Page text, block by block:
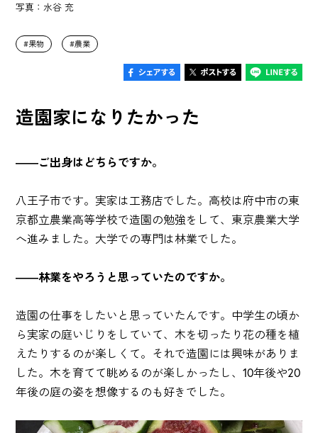
写真：水谷 充
果物 農業
造園家になりたかった
――ご出身はどちらですか。
八王子市です。実家は工務店でした。高校は府中市の東
京都立農業高等学校で造園の勉強をして、東京農業大学
へ進みました。大学での専門は林業でした。
――林業をやろうと思っていたのですか。
造園の仕事をしたいと思っていたんです。中学生の頃か
ら実家の庭いじりをしていて、木を切ったり花の種を植
えたりするのが楽しくて。それで造園には興味がありま
した。木を育てて眺めるのが楽しかったし、10年後や20
年後の庭の姿を想像するのも好きでした。